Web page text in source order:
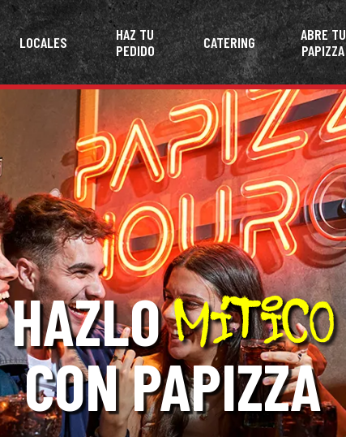
LOCALES
HAZ TU
PEDIDO
CATERING
ABRE TU
PAPIZZA
HAZLO
CON PAPIZZA